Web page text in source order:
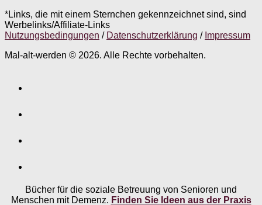
*Links, die mit einem Sternchen gekennzeichnet sind, sind
Werbelinks/Affiliate-Links
Nutzungsbedingungen / Datenschutzerklärung / Impressum
Mal-alt-werden © 2026. Alle Rechte vorbehalten.
Bücher für die soziale Betreuung von Senioren und
Menschen mit Demenz. Finden Sie Ideen aus der Praxis